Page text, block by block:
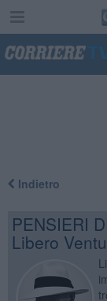
Indietro
PENSIERI
Libero